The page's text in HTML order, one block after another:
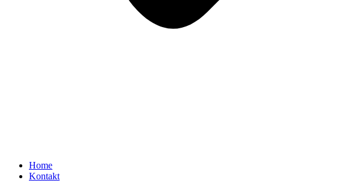
Home
Kontakt